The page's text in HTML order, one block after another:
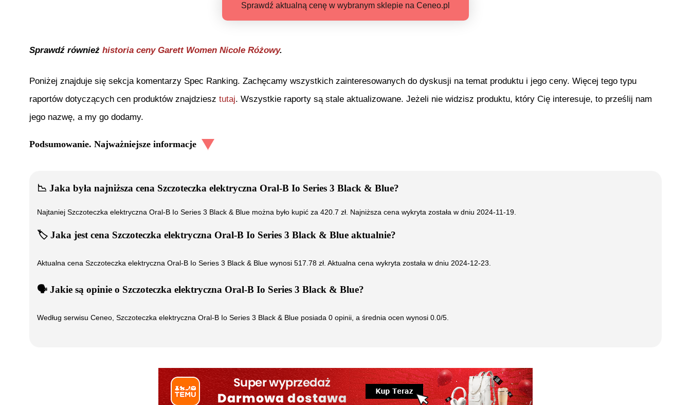
Sprawdź aktualną cenę w wybranym sklepie na Ceneo.pl
Sprawdź również historia ceny Garett Women Nicole Różowy.
Poniżej znajduje się sekcja komentarzy Spec Ranking. Zachęcamy wszystkich zainteresowanych do dyskusji na temat produktu i jego ceny. Więcej tego typu
raportów dotyczących cen produktów znajdziesz tutaj. Wszystkie raporty są stale aktualizowane. Jeżeli nie widzisz produktu, który Cię interesuje, to prześlij nam
jego nazwę, a my go dodamy.
Podsumowanie. Najważniejsze informacje
📉 Jaka była najniższa cena Szczoteczka elektryczna Oral-B Io Series 3 Black & Blue?
Najtaniej Szczoteczka elektryczna Oral-B Io Series 3 Black & Blue można było kupić za 420.7 zł. Najniższa cena wykryta została w dniu 2024-11-19.
🏷️ Jaka jest cena Szczoteczka elektryczna Oral-B Io Series 3 Black & Blue aktualnie?
Aktualna cena Szczoteczka elektryczna Oral-B Io Series 3 Black & Blue wynosi 517.78 zł. Aktualna cena wykryta została w dniu 2024-12-23
🗣️ ️ Jakie są opinie o Szczoteczka elektryczna Oral-B Io Series 3 Black & Blue?
Według serwisu Ceneo, Szczoteczka elektryczna Oral-B Io Series 3 Black & Blue posiada 0 opinii, a średnia ocen wynosi 0.0/5.